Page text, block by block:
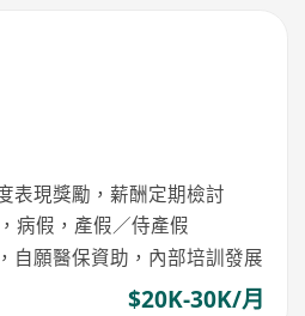
表現獎勵，薪酬定期檢討
病假，產假／侍產假
自願醫保資助，內部培訓發展
$20K-30K/月